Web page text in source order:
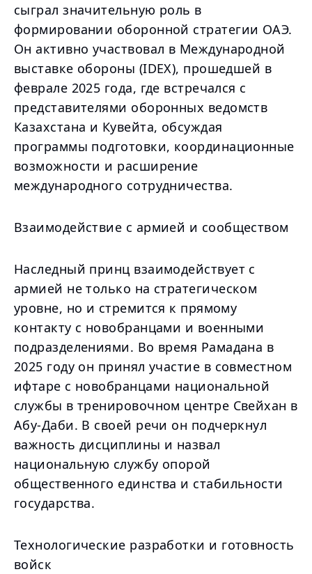
сыграл значительную роль в
формировании оборонной стратегии ОАЭ.
Он активно участвовал в Международной
выставке обороны (IDEX), прошедшей в
феврале 2025 года, где встречался с
представителями оборонных ведомств
Казахстана и Кувейта, обсуждая
программы подготовки, координационные
возможности и расширение
международного сотрудничества.
Взаимодействие с армией и сообществом
Наследный принц взаимодействует с
армией не только на стратегическом
уровне, но и стремится к прямому
контакту с новобранцами и военными
подразделениями. Во время Рамадана в
2025 году он принял участие в совместном
ифтаре с новобранцами национальной
службы в тренировочном центре Свейхан в
Абу-Даби. В своей речи он подчеркнул
важность дисциплины и назвал
национальную службу опорой
общественного единства и стабильности
государства.
Технологические разработки и готовность
войск